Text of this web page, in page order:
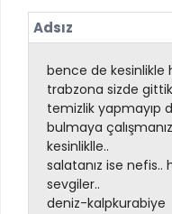
Adsız
bence de kesinlikle
trabzona sizde
temizlik yapmayıp
bulmaya
kesinliklle..
salatanız ise nefis..
sevgiler..
deniz-kalpkurabiye